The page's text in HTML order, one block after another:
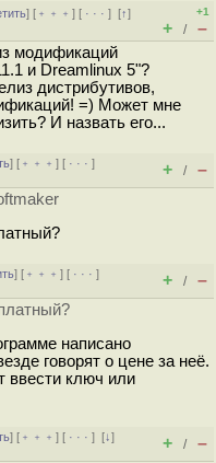
] [ ﹢﹢﹢] [ · · ·][↑]
+1
+ / –
модификаций
и Dreamlinux 5"?
дистрибутивов,
=) Может мне
И назвать его...
] [ ﹢﹢﹢] [ · · ·]
+ / –
] [ ﹢﹢﹢] [ · · ·]
+ / –
написано
говорят о цене за неё.
ввести ключ или
] [ ﹢﹢﹢] [ · · ·][↓]
+ / –